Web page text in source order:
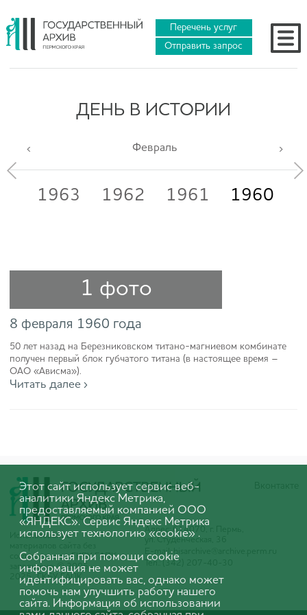
Перечень услуг
Отправить запрос
ДЕНЬ В ИСТОРИИ
Февраль
1963 1962 1961 1960
1 фото
8 февраля 1960 года
50 лет назад на Березниковском титано-магниевом комбинате
получен первый блок губчатого титана (в настоящее время –
ОАО «Ависма»).
Читать далее ›
Адрес: 614070, г. Пермь,
ул. Студенческая, 36
E-mail:
Тел.: (342) 207-40-30
Использование
согласования с ГКБУ ГАПК
запрещено. © 2005-
2025 ГКБУ ГАПК
Этот сайт использует сервис веб-
аналитики Яндекс Метрика,
предоставляемый компанией ООО
«ЯНДЕКС». Сервис Яндекс Метрика
использует технологию «cookie» .
Собранная при помощи cookie
информация не может
идентифицировать вас, однако может
помочь нам улучшить работу нашего
сайта. Информация об использовании